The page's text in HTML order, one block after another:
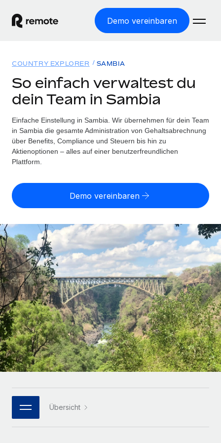
Demo vereinbaren
WELTWEITE BESCHÄFTIGUNG
Globale Payroll
Einfache, rechtssicher Payroll
Employer of Record
Weltweites Wachstum ohne Kosten für Niederlassungen
Contractor of Record
Rechtssichere, weltweite Arbeit mit Freelancer:innen
Globales Onboarding und Verwalten von
Freelancer:innen
PEO
Auslagern von komplexen HR-Aufgaben
INFRASTRUKTUR
Remote Embedded
Nahtlose Integration der HR in bestehende Abläufe
Plattform
Integrierte HR-Kernfunktionen für dein Team
MCP
Integrationen
Lösungen
WELTWEITE ABDECKUNG
Country Explorer
Länderspezifische Unterstützung bei der Einstellung
Einfache Einstellung in allen US-Bundesstaaten
WACHSTUMSPHASE
Startups
Agile HR- und Payroll-Lösungen für wachsende
Unternehmen
Mittelstand
Maßgeschneiderte HR-Lösungen, um Teams zu
vergrößern
Enterprise
Globale HR für Konzerne und Großunternehmen
PARTNER WERDEN
Flexible Einbettung von Global-HR-Funktionen in deine
Ressourcen
TOOLS UND RECHNER
Scheinselbstständigkeitsrisiko berechnen
Personalkostenrechner
Gesamtbeschäftigungskosten
Honorarzahlungen berechnen
Informationen zu möglichen Währungen und
Abwicklungsfristen für globale Freelancer:innen
LERNEN MIT REMOTE
Forschung und Leitfäden
Fallstudien
HR-Glossar
Bibliothek für Stellenbeschreibungen
Webinare
Preise
Nederlands
Français
Deutsch
Español
Italiano
Português (Portugal)
한국어
Anmelden
COUNTRY EXPLORER SAMBIA
So einfach verwaltest du
dein Team in Sambia
Einfache Einstellung in Sambia. Wir übernehmen für dein Team
in Sambia die gesamte Administration von Gehaltsabrechnung
über Benefits, Compliance und Steuern bis hin zu
Aktienoptionen – alles auf einer benutzerfreundlichen
Plattform.
Demo vereinbaren
Übersicht